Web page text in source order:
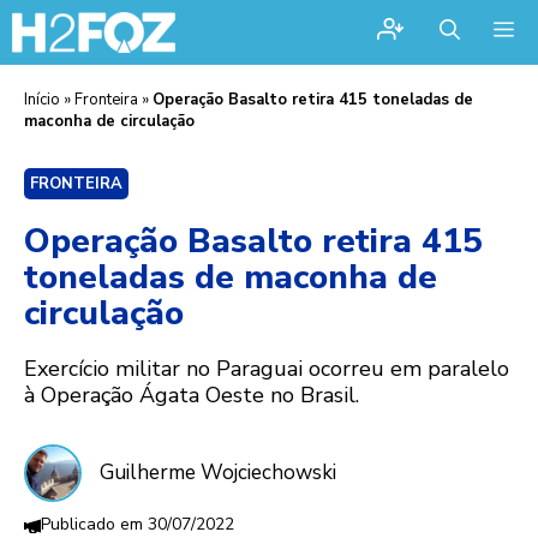
Início »Fronteira » Operação Basalto retira 415 toneladas de
maconha de circulação
FRONTEIRA
Operação Basalto retira 415
toneladas de maconha de
circulação
Exercício militar no Paraguai ocorreu em paralelo
à Operação Ágata Oeste no Brasil.
Guilherme Wojciechowski
30/07/2022